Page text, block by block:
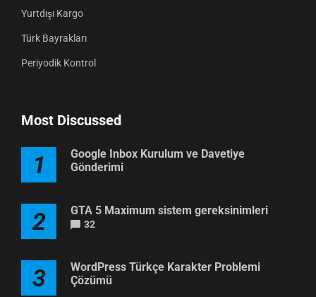
Yurtdışı Kargo
Türk Bayrakları
Periyodik Kontrol
Most Discussed
1
Google Inbox Kurulum ve Davetiye
Gönderimi
2 GTA 5 Maximum sistem gereksinimleri
32
3
WordPress Türkçe Karakter Problemi
Çözümü